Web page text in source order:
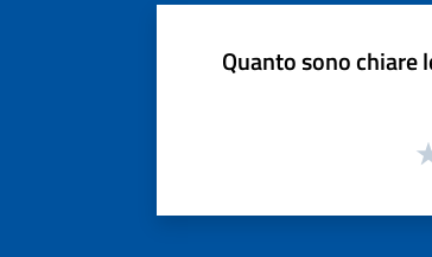
Quanto sono chiare